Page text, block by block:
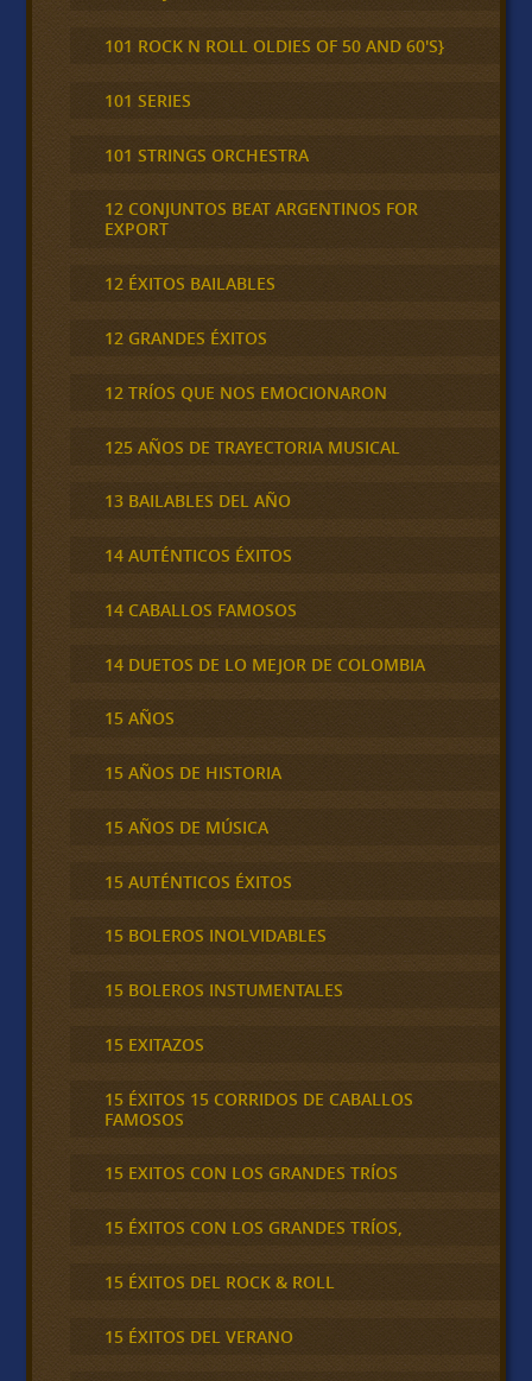
101 ROCK N ROLL OLDIES OF 50 AND 60'S}
101 SERIES
101 STRINGS ORCHESTRA
12 CONJUNTOS BEAT ARGENTINOS FOR
EXPORT
12 ÉXITOS BAILABLES
12 GRANDES ÉXITOS
12 TRÍOS QUE NOS EMOCIONARON
125 AÑOS DE TRAYECTORIA MUSICAL
13 BAILABLES DEL AÑO
14 AUTÉNTICOS ÉXITOS
14 CABALLOS FAMOSOS
14 DUETOS DE LO MEJOR DE COLOMBIA
15 AÑOS
15 AÑOS DE HISTORIA
15 AÑOS DE MÚSICA
15 AUTÉNTICOS ÉXITOS
15 BOLEROS INOLVIDABLES
15 BOLEROS INSTUMENTALES
15 EXITAZOS
15 ÉXITOS 15 CORRIDOS DE CABALLOS
FAMOSOS
15 EXITOS CON LOS GRANDES TRÍOS
15 ÉXITOS CON LOS GRANDES TRÍOS,
15 ÉXITOS DEL ROCK & ROLL
15 ÉXITOS DEL VERANO